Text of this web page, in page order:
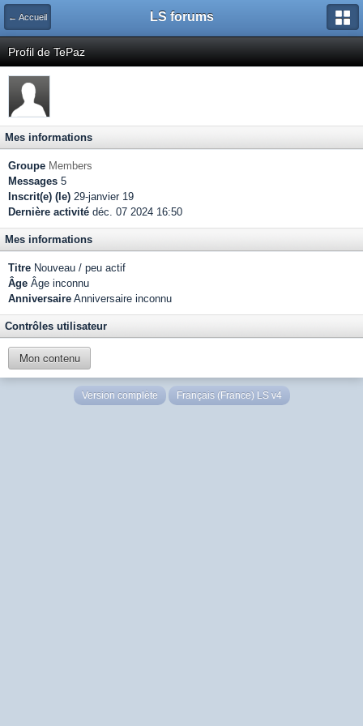
← Accueil LS forums
Profil de TePaz
Mes informations
Groupe Members
Messages 5
Inscrit(e) (le) 29-janvier 19
Dernière activité déc. 07 2024 16:50
Mes informations
Titre Nouveau / peu actif
Âge Âge inconnu
Anniversaire Anniversaire inconnu
Contrôles utilisateur
Mon contenu
Version complète Français (France) LS v4